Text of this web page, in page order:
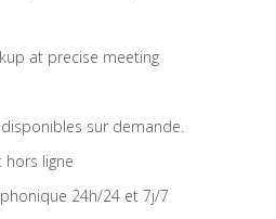
at precise meeting
sur demande.
hors ligne
24h/24 et 7j/7